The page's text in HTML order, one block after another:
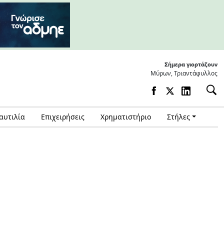
Σήμερα γιορτάζουν
Μύρων, Τριαντάφυλλος
Επιχειρήσεις Χρηματιστήριο Στήλες